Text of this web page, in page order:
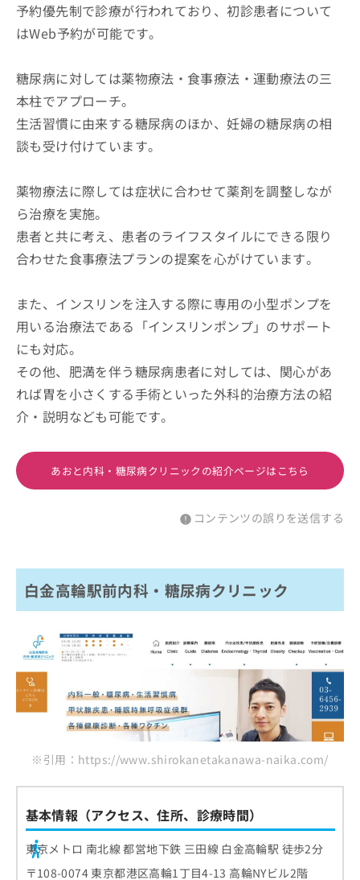
予約優先制で診療が行われており、初診患者について
はWeb予約が可能です。
糖尿病に対しては薬物療法・食事療法・運動療法の三
本柱でアプローチ。
生活習慣に由来する糖尿病のほか、妊婦の糖尿病の相
談も受け付けています。
薬物療法に際しては症状に合わせて薬剤を調整しなが
ら治療を実施。
患者と共に考え、患者のライフスタイルにできる限り
合わせた食事療法プランの提案を心がけています。
また、インスリンを注入する際に専用の小型ポンプを
用いる治療法である「インスリンポンプ」のサポート
にも対応。
その他、肥満を伴う糖尿病患者に対しては、関心があ
れば胃を小さくする手術といった外科的治療方法の紹
介・説明なども可能です。
あおと内科・糖尿病クリニックの紹介ページはこちら
コンテンツの誤りを送信する
白金高輪駅前内科・糖尿病クリニック
※引用：https://www.shirokanetakanawa-naika.com/
基本情報（アクセス、住所、診療時間）
東京メトロ 南北線 都営地下鉄 三田線 白金高輪駅 徒歩2分
〒108-0074 東京都港区高輪1丁目4-13 高輪NYビル2階